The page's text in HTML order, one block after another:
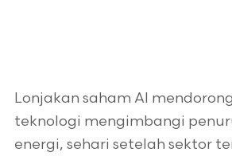
Lonjakan saham AI
teknologi mengimbangi
energi, sehari setelah sektor